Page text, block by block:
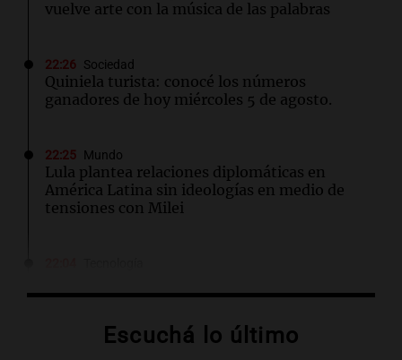
vuelve arte con la música de las palabras
22:26 Sociedad
Quiniela turista: conocé los números
ganadores de hoy miércoles 5 de agosto.
22:25 Mundo
Lula plantea relaciones diplomáticas en
América Latina sin ideologías en medio de
tensiones con Milei
X tras un año en el cargo
Escuchá lo último